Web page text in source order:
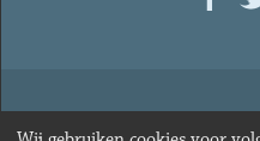
© 2026Oud-minister en